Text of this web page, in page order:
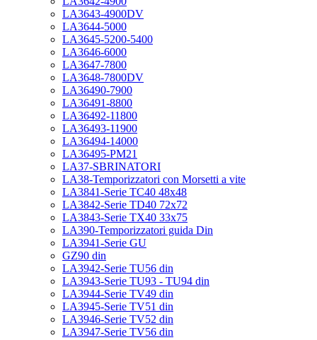
LA3643-4900DV
LA3644-5000
LA3645-5200-5400
LA3646-6000
LA3647-7800
LA3648-7800DV
LA36490-7900
LA36491-8800
LA36492-11800
LA36493-11900
LA36494-14000
LA36495-PM21
LA37-SBRINATORI
LA38-Temporizzatori con Morsetti a vite
LA3841-Serie TC40 48x48
LA3842-Serie TD40 72x72
LA3843-Serie TX40 33x75
LA390-Temporizzatori guida Din
LA3941-Serie GU
GZ90 din
LA3942-Serie TU56 din
LA3943-Serie TU93 - TU94 din
LA3944-Serie TV49 din
LA3945-Serie TV51 din
LA3946-Serie TV52 din
LA3947-Serie TV56 din